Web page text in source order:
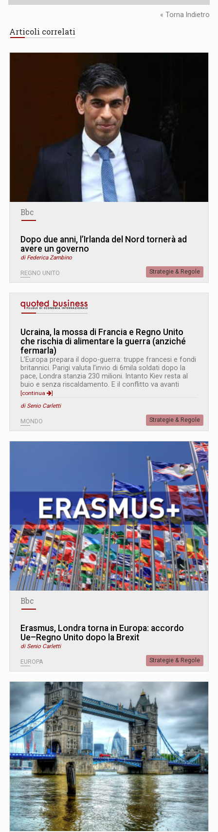
« Torna Indietro
Articoli correlati
Bbc
Dopo due anni, l’Irlanda del Nord tornerà ad
avere un governo
di Federica Zambino
REGNO UNITO Strategie & Regole
Ucraina, la mossa di Francia e Regno Unito
che rischia di alimentare la guerra (anziché
fermarla)
L’Europa prepara il dopo-guerra: truppe francesi e fondi
britannici. Parigi valuta l’invio di 6mila soldati dopo la
pace, Londra stanzia 230 milioni. Intanto Kiev resta al
buio e senza riscaldamento. E il conflitto va avanti
[continua
]
di Senio Carletti
MONDO Strategie & Regole
Bbc
Erasmus, Londra torna in Europa: accordo
Ue–Regno Unito dopo la Brexit
di Senio Carletti
EUROPA Strategie & Regole